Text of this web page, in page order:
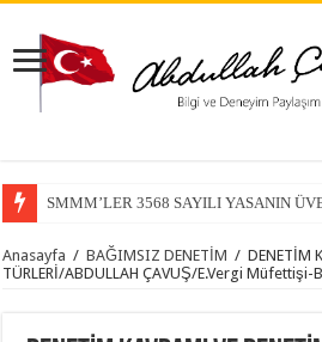
SMMM’LER 3568 SAYILI YASANIN
Anasayfa / BAĞIMSIZ DENETİM / DENETİM
TÜRLERİ/ABDULLAH ÇAVUŞ/E.Vergi Müfettişi-